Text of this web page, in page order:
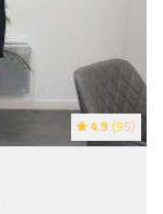
4.9 (95)